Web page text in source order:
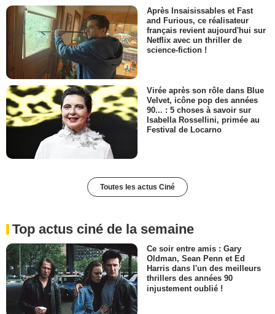
Après Insaisissables et Fast
and Furious, ce réalisateur
français revient aujourd'hui sur
Netflix avec un thriller de
science-fiction !
Virée après son rôle dans Blue
Velvet, icône pop des années
90... : 5 choses à savoir sur
Isabella Rossellini, primée au
Festival de Locarno
Toutes les actus Ciné
Top actus ciné de la semaine
Ce soir entre amis : Gary
Oldman, Sean Penn et Ed
Harris dans l'un des meilleurs
thrillers des années 90
injustement oublié !